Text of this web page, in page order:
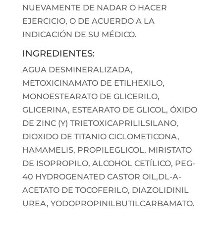
NUEVAMENTE DE NADAR O HACER
EJERCICIO, O DE ACUERDO A LA
INDICACIÓN DE SU MÉDICO.
INGREDIENTES:
AGUA DESMINERALIZADA,
METOXICINAMATO DE ETILHEXILO,
MONOESTEARATO DE GLICERILO,
GLICERINA, ESTEARATO DE GLICOL, ÓXIDO
DE ZINC (Y) TRIETOXICAPRILILSILANO,
DIOXIDO DE TITANIO CICLOMETICONA,
HAMAMELIS, PROPILEGLICOL, MIRISTATO
DE ISOPROPILO, ALCOHOL CETÍLICO, PEG-
40 HYDROGENATED CASTOR OIL,DL-A-
ACETATO DE TOCOFERILO, DIAZOLIDINIL
UREA, YODOPROPINILBUTILCARBAMATO.